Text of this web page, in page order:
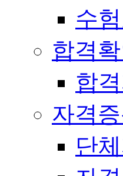
수
합격
합
자격
단